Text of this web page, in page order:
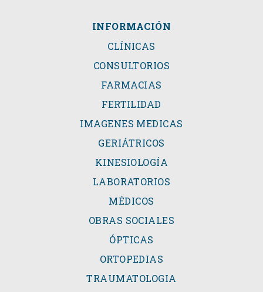
INFORMACIÓN
CLÍNICAS
CONSULTORIOS
FARMACIAS
FERTILIDAD
IMAGENES MEDICAS
GERIÁTRICOS
KINESIOLOGÍA
LABORATORIOS
MÉDICOS
OBRAS SOCIALES
ÓPTICAS
ORTOPEDIAS
TRAUMATOLOGIA